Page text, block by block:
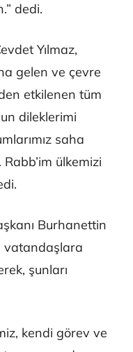
dedi.
Yılmaz,
gelen ve çevre
etkilenen tüm
dileklerimi
saha
ülkemizi
Burhanettin
vatandaşlara
şunları
kendi görev ve